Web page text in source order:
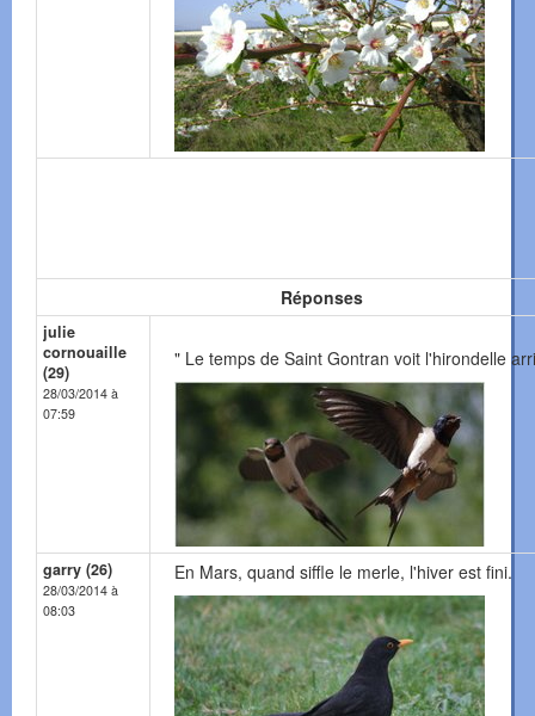
Réponses
julie
cornouaille
(29)
28/03/2014 à
07:59
" Le temps de Saint Gontran voit l'hirondelle
garry (26)
28/03/2014 à
08:03
En Mars, quand siffle le merle, l'hiver est fini.